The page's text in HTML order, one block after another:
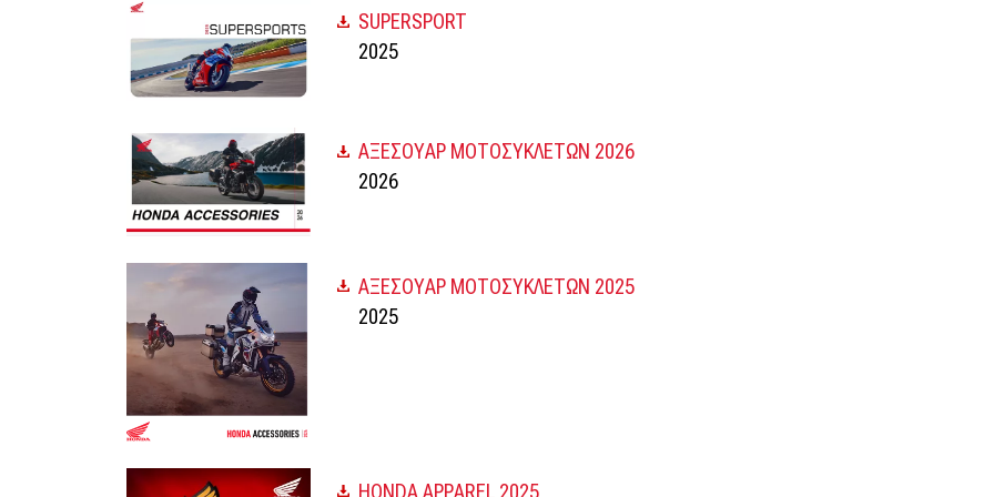
SUPERSPORT
2025
ΑΞΕΣΟΥΑΡ ΜΟΤΟΣΥΚΛΕΤΩΝ 2026
2026
ΑΞΕΣΟΥΑΡ ΜΟΤΟΣΥΚΛΕΤΩΝ 2025
2025
HONDA APPAREL 2025